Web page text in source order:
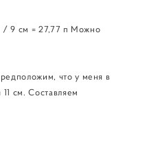
/ 9 см = 27,77 п Можно
что у меня в
см. Составляем